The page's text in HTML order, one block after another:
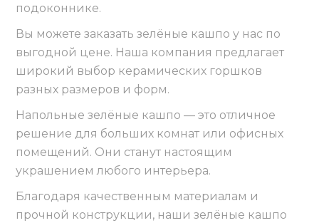
подоконнике.
Вы можете заказать зелёные кашпо у нас по
выгодной цене. Наша компания предлагает
широкий выбор керамических горшков
разных размеров и форм.
Напольные зелёные кашпо — это отличное
решение для больших комнат или офисных
помещений. Они станут настоящим
украшением любого интерьера.
Благодаря качественным материалам и
прочной конструкции, наши зелёные кашпо